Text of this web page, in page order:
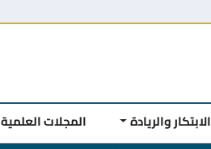
الابتكار والريادة المجلات العلمية